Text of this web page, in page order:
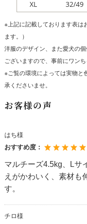
XL
32/49
※上記に記載しております表は
ます。）
洋服のデザイン、また愛犬の
ございますので、事前にワン
※ご覧の環境によっては実物と
承くださいませ。
お客様の声
はち様
おすすめ度：
マルチーズ4.5kg、Lサ
えがかわいく、素材も
す。
チロ様